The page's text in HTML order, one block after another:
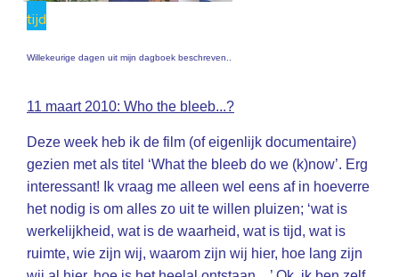
tijd
Willekeurige dagen uit mijn dagboek beschreven..
11 maart 2010: Who the bleeb...?
Deze week heb ik de film (of eigenlijk documentaire)
gezien met als titel ‘What the bleeb do we (k)now’. Erg
interessant! Ik vraag me alleen wel eens af in hoeverre
het nodig is om alles zo uit te willen pluizen; ‘wat is
werkelijkheid, wat is de waarheid, wat is tijd, wat is
ruimte, wie zijn wij, waarom zijn wij hier, hoe lang zijn